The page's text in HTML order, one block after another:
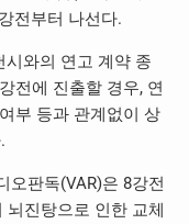
전부터 나선다.
와의 연고 계약 종
전에 진출할 경우, 연
부 등과 관계없이 상
오판독(VAR)은 8강전
뇌진탕으로 인한 교체